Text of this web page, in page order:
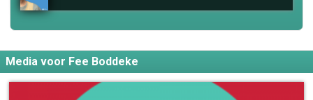
Media voor Fee Boddeke